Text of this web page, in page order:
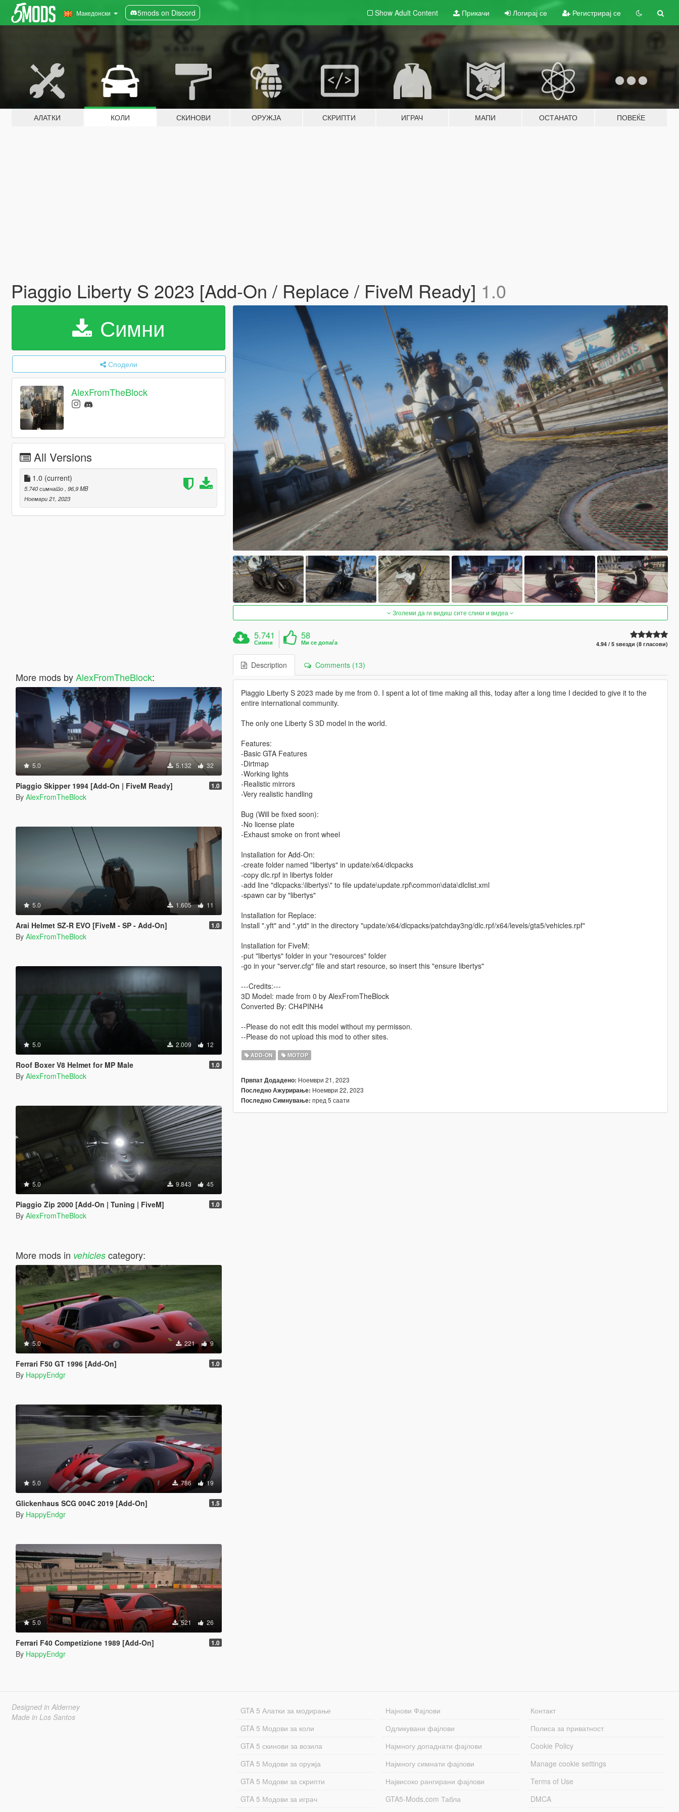
Македонски 5mods on Discord Show Adult Content Прикачи Логирај се Регистрирај се
АЛАТКИ КОЛИ СКИНОВИ ОРУЖЈА СКРИПТИ ИГРАЧ МАПИ ОСТАНАТО ПОВЕЌЕ
Piaggio Liberty S 2023 [Add-On / Replace / FiveM Ready] 1.0
Симни
Сподели
AlexFromTheBlock
All Versions
1.0 (current)
5.740 симнато , 96,9 MB
Ноември 21, 2023
More mods byAlexFromTheBlock:
5.0 5.132 32
Piaggio Skipper 1994 [Add-On | FiveM Ready] 1.0
By AlexFromTheBlock
5.0 1.605 11
Arai Helmet SZ-R EVO [FiveM - SP - Add-On] 1.0
By AlexFromTheBlock
5.0 2.009 12
Roof Boxer V8 Helmet for MP Male 1.0
By AlexFromTheBlock
5.0 9.843 45
Piaggio Zip 2000 [Add-On | Tuning | FiveM] 1.0
By AlexFromTheBlock
More mods in vehiclescategory:
5.0 221 9
Ferrari F50 GT 1996 [Add-On] 1.0
By HappyEndgr
5.0 786 19
Glickenhaus SCG 004C 2019 [Add-On] 1.5
By HappyEndgr
5.0 521 26
Ferrari F40 Competizione 1989 [Add-On] 1.0
By HappyEndgr
Зголеми да ги видиш сите слики и видеа
5.741
Симни
58
Ми се допаѓа 4.94 / 5 ѕвезди (8 гласови)
Description Comments (13)
Piaggio Liberty S 2023 made by me from 0. I spent a lot of time making all this, today after a long time I decided to give it to the
entire international community.
The only one Liberty S 3D model in the world.
Features:
-Basic GTA Features
-Dirtmap
-Working lights
-Realistic mirrors
-Very realistic handling
Bug (Will be fixed soon):
-No license plate
-Exhaust smoke on front wheel
Installation for Add-On:
-create folder named "libertys" in update/x64/dlcpacks
-copy dlc.rpf in libertys folder
-add line "dlcpacks:\libertys\" to file update\update.rpf\common\data\dlclist.xml
-spawn car by "libertys"
Installation for Replace:
Install ".yft" and ".ytd" in the directory "update/x64/dlcpacks/patchday3ng/dlc.rpf/x64/levels/gta5/vehicles.rpf"
Installation for FiveM:
-put "libertys" folder in your "resources" folder
-go in your "server.cfg" file and start resource, so insert this "ensure libertys"
---Credits:---
3D Model: made from 0 by AlexFromTheBlock
Converted By: CH4PINH4
--Please do not edit this model without my permisson.
--Please do not upload this mod to other sites.
ADD-ON МОТОР
Првпат Додадено: Ноември 21, 2023
Последно Ажурирање: Ноември 22, 2023
Последно Симнување: пред 5 саати
Designed in Alderney
Made in Los Santos
GTA 5 Алатки за модирање
GTA 5 Модови за коли
GTA 5 скинови за возила
GTA 5 Модови за оружја
GTA 5 Модови за скрипти
GTA 5 Модови за играч
Најнови Фајлови
Одликувани фајлови
Најмногу допаднати фајлови
Најмногу симнати фајлови
Највисоко рангирани фајлови
GTA5-Mods.com Табла
Контакт
Полиса за приватност
Cookie Policy
Manage cookie settings
Terms of Use
DMCA